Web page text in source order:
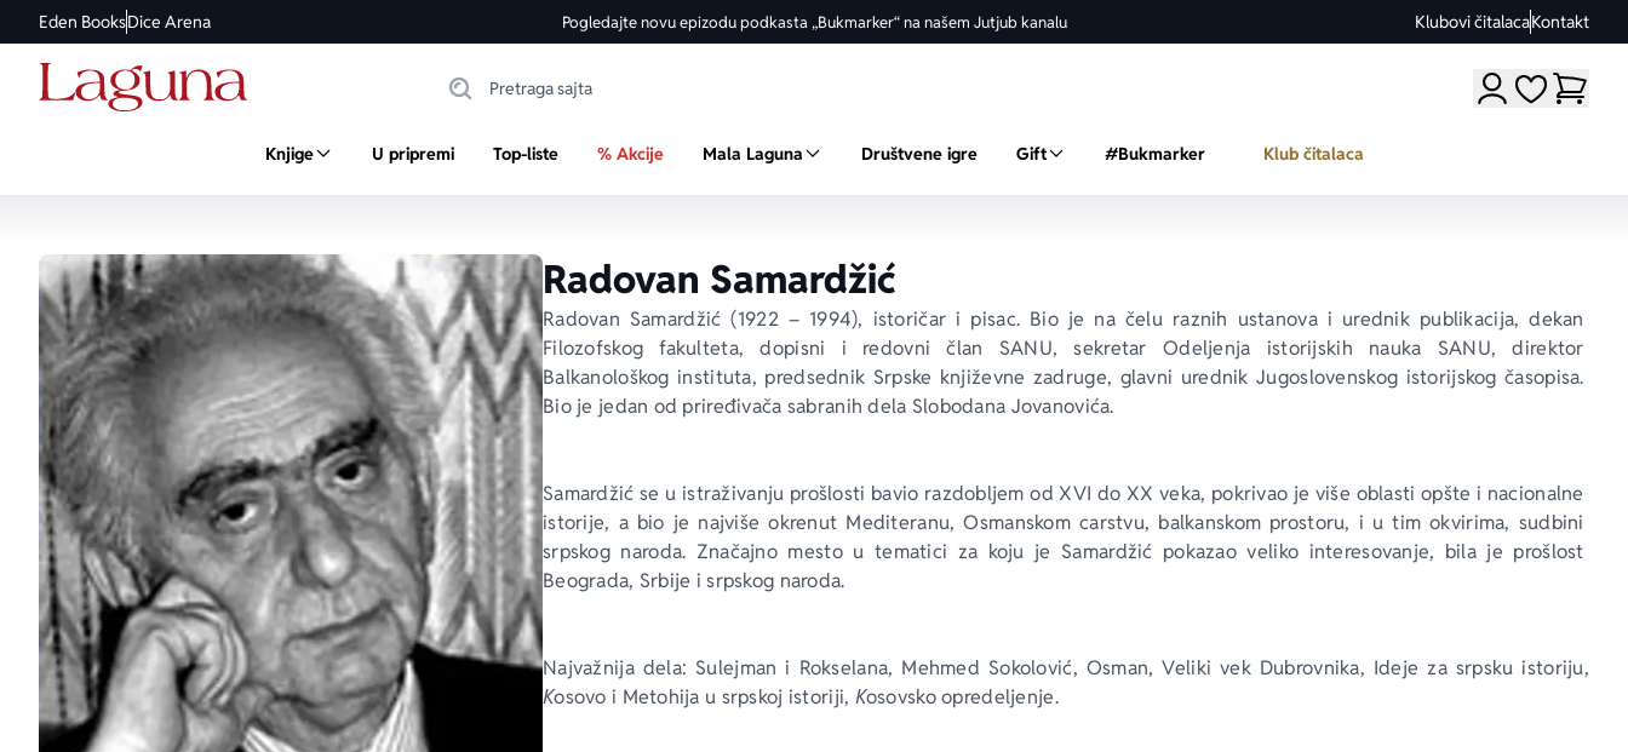
Eden BooksDice Arena Pogledajte novu epizodu podkasta „Bukmarker“ na našem Jutjub kanalu Klubovi čitalacaKontakt
Moji omiljeni
Knjige U pripremi Top-liste % Akcije Mala Laguna Društvene igre Gift #Bukmarker Klub čitalaca
Radovan Samardžić
Radovan Samardžić (1922 – 1994), istoričar i pisac. Bio je na čelu raznih ustanova i urednik publikacija, dekan
Filozofskog fakulteta, dopisni i redovni član SANU, sekretar Odeljenja istorijskih nauka SANU, direktor
Balkanološkog instituta, predsednik Srpske književne zadruge, glavni urednik Jugoslovenskog istorijskog časopisa.
Bio je jedan od priređivača sabranih dela Slobodana Jovanovića.
Samardžić se u istraživanju prošlosti bavio razdobljem od XVI do XX veka, pokrivao je više oblasti opšte i nacionalne
istorije, a bio je najviše okrenut Mediteranu, Osmanskom carstvu, balkanskom prostoru, i u tim okvirima, sudbini
srpskog naroda. Značajno mesto u tematici za koju je Samardžić pokazao veliko interesovanje, bila je prošlost
Beograda, Srbije i srpskog naroda.
Najvažnija dela: Sulejman i Rokselana, Mehmed Sokolović, Osman, Veliki vek Dubrovnika, Ideje za srpsku istoriju,
Кosovo i Metohija u srpskoj istoriji, Кosovsko opredeljenje.